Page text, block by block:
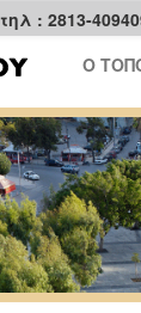
: 2813-
Ο